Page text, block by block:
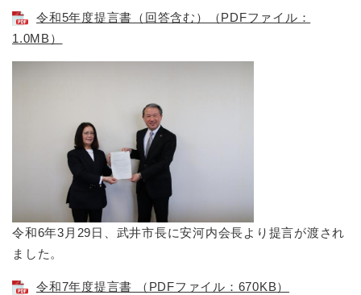
令和5年度提言書（回答含む）（PDFファイル：
1.0MB）
令和6年3月29日、武井市長に安河内会長より提言が渡され
ました。
令和7年度提言書 （PDFファイル：670KB）